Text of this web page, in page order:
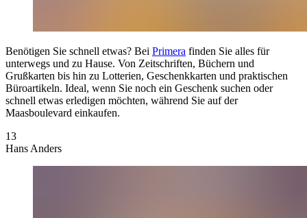
Benötigen Sie schnell etwas? Bei Primera finden Sie alles für
unterwegs und zu Hause. Von Zeitschriften, Büchern und
Grußkarten bis hin zu Lotterien, Geschenkkarten und praktischen
Büroartikeln. Ideal, wenn Sie noch ein Geschenk suchen oder
schnell etwas erledigen möchten, während Sie auf der
Maasboulevard einkaufen.
13
Hans Anders